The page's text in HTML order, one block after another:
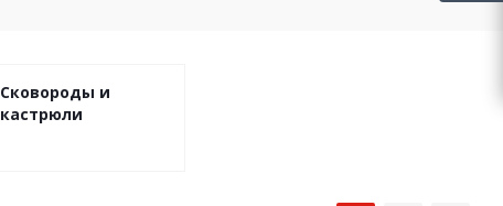
Сковороды и
кастрюли